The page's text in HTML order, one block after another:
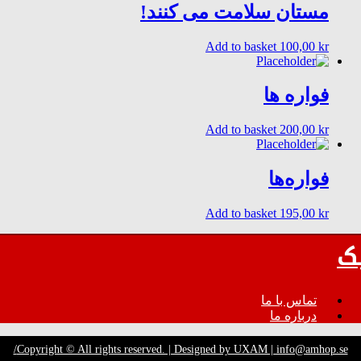
مستان سلامت می کنند!
100,00 kr
Add to basket
فواره ها
200,00 kr
Add to basket
فوارەها
195,00 kr
Add to basket
تماس با ما
درباره ما
Copyright © All rights reserved. | Designed by UXAM | info@amhop.se/